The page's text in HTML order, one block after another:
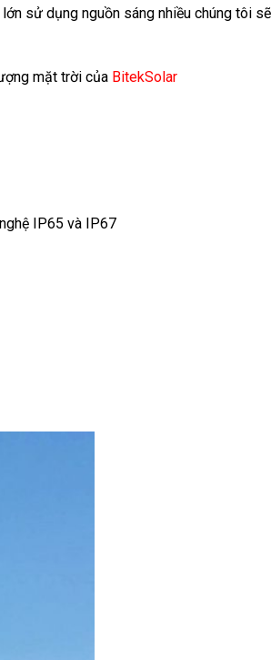
sử dụng nguồn sáng nhiều chúng tôi
mặt trời của BitekSolar
IP65 và IP67